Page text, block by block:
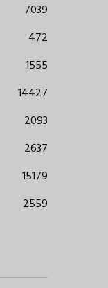
7039
472
1555
14427
2093
2637
15179
2559